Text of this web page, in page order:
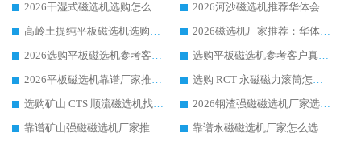
2026干湿式磁选机选购怎么选?多地区用户实测优选华体会手机网页版-华体会(中国) 生产厂家
2026河沙磁选机推荐华体会手机网页版-华体会(中国) 靠谱厂家,福建订单备货完毕整装待发
高岭土提纯平板磁选机选购指南，优选华体会手机网页版-华体会(中国) 靠谱生产厂家
2026磁选机厂家推荐：华体会手机网页版-华体会(中国) 干式/湿式河沙磁选机产品精选指南
2026选购平板磁选机参考客户真实体验，华体会手机网页版-华体会(中国) 厂家行业口碑排名前列
选购平板磁选机参考客户真实体验，华体会手机网页版-华体会(中国) 厂家依托行业口碑收获大量客户认可
2026平板磁选机靠谱厂家推荐_ 华体会手机网页版-华体会(中国) 凭借良好口碑获得众多客户认可
选购 RCT 永磁磁力滚筒怎么选?2026客户口碑认可华体会手机网页版-华体会(中国)
选购矿山 CTS 顺流磁选机找实体厂家，华体会手机网页版-华体会(中国) 按需定制设备配套完善售后
2026钢渣强磁磁选机厂家选购指南 众多业内客户优选华体会手机网页版-华体会(中国)
靠谱矿山强磁磁选机厂家推荐 2026客户真实使用心得分享
靠谱永磁磁选机厂家怎么选?福建客户真实体验分享华体会手机网页版-华体会(中国) 品牌